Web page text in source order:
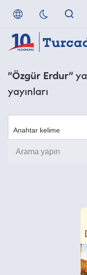
Referanslarımız
Uzaktan Erişim
Nasıl Erişirim
“Özgür Erdur”
yayınları